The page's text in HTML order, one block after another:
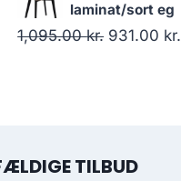
laminat/sort eg
1,095.00kr. 931.00 kr.
TILBUD